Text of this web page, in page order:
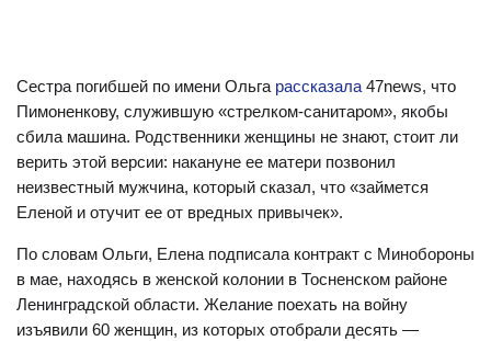
Сестра погибшей по имени Ольга рассказала 47news, что
Пимоненкову, служившую «стрелком-санитаром», якобы
сбила машина. Родственники женщины не знают, стоит ли
верить этой версии: накануне ее матери позвонил
неизвестный мужчина, который сказал, что «займется
Еленой и отучит ее от вредных привычек».
По словам Ольги, Елена подписала контракт с Минобороны
в мае, находясь в женской колонии в Тосненском районе
Ленинградской области. Желание поехать на войну
изъявили 60 женщин, из которых отобрали десять —